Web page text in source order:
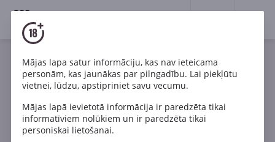
18+
Rozā Cabernet Sauvignon Chardonnay
Malbec Pinot Noir Pinotage Riesling
Sangiovese Sauvignon Blanc
Mājas lapa satur informāciju, kas nav ieteicama
personām, kas jaunākas par pilngadību. Lai piekļūtu
vietnei, lūdzu, apstipriniet savu vecumu.
Mājas lapā ievietotā informācija ir paredzēta tikai
informatīviem nolūkiem un ir paredzēta tikai
personiskai lietošanai.